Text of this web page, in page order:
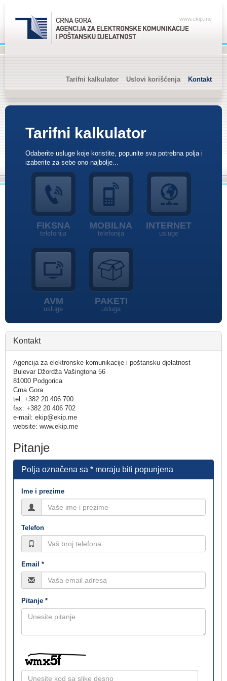
www.ekip.me
Tarifni kalkulator Uslovi korišćenja Kontakt
Tarifni kalkulator
Odaberite usluge koje koristite, popunite sva potrebna polja i
izaberite za sebe ono najbolje...
FIKSNA
telefonija
MOBILNA
telefonija
INTERNET
usluge
AVM
usluge
PAKETI
usluga
Kontakt
Agencija za elektronske komunikacije i poštansku djelatnost
Bulevar Džordža Vašingtona 56
81000 Podgorica
Crna Gora
tel: +382 20 406 700
fax: +382 20 406 702
e-mail: ekip@ekip.me
website: www.ekip.me
Pitanje
Polja označena sa * moraju biti popunjena
Ime i prezime
Telefon
Email *
Pitanje *